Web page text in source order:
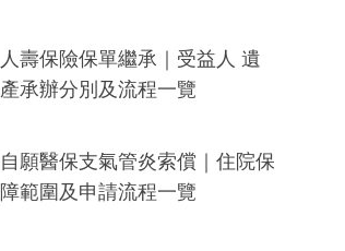
人壽保險保單繼承｜受益人 遺
產承辦分別及流程一覽
自願醫保支氣管炎索償｜住院保
障範圍及申請流程一覽